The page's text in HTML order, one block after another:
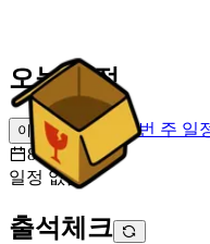
오늘 일정
이번 주 일정
이번 주 일
8월 7일 [금]
일정 없음
출석체크